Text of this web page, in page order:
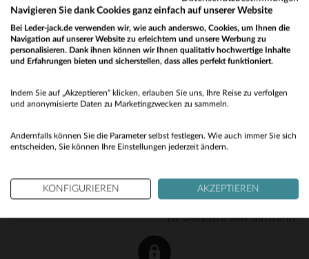
KOSTENLOSE LIEFERUNG
ab 150 €
KOSTENLOSE 90-TAGE-
RÜCKGABE
für Umtausch oder Gutschrift
UNSERE VERTRAUENSWÜRDIGEN PARTNER
No
Navigieren Sie dank Cookies ganz einfach auf unserer Website
Bei Leder-jack.de verwenden wir, wie auch anderswo, Cookies, um Ihnen die
Navigation auf unserer Website zu erleichtern und unsere Werbung zu
personalisieren. Dank ihnen können wir Ihnen qualitativ hochwertige Inhalte
und Erfahrungen bieten und sicherstellen, dass alles perfekt funktioniert.
Indem Sie auf „Akzeptieren“ klicken, erlauben Sie uns, Ihre Reise zu verfolgen
und anonymisierte Daten zu Marketingzwecken zu sammeln.
Andernfalls können Sie die Parameter selbst festlegen. Wie auch immer Sie sich
entscheiden, Sie können Ihre Einstellungen jederzeit ändern.
KONFIGURIEREN AKZEPTIEREN